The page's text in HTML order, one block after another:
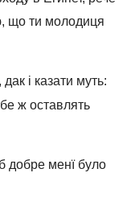
що ти молодиця
і казати муть:
ж оставлять
добре менї було